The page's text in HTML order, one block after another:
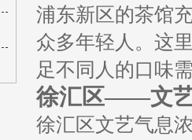
浦东新区的茶馆
众多年轻人。这
足不同人的口味
徐汇区——文
徐汇区文艺气息